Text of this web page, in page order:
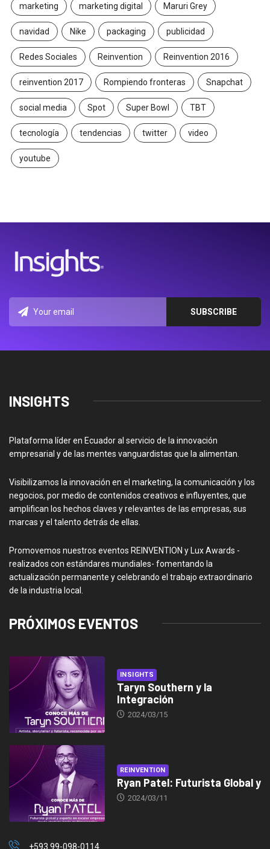
marketing marketing digital Maruri Grey
navidad Nike packaging publicidad
Redes Sociales Reinvention Reinvention 2016
reinvention 2017 Rompiendo fronteras Snapchat
social media Spot Super Bowl TBT
tecnología tendencias twitter video
youtube
INSIGHTS
Plataforma líder en Ecuador al servicio de la innovación
empresarial y de las mentes vanguardistas que la alimentan.
Visibilizamos la innovación en el marketing, la comunicación y los
negocios, por medio de contenidos creativos e influyentes, que
amplifican los hechos claves y relevantes de las empresas, sus
marcas y el talento detrás de ellas.
Promovemos nuestros eventos REINVENTION y Lux Awards -
realizados con estándares mundiales- fomentando la
actualización permanente y celebrando el trabajo extraordinario
de la industria local.
PRÓXIMOS EVENTOS
INSIGHTS
Taryn Southern y la
Integración
2024/03/15
REINVENTION
Ryan Patel: Futurista Global y
2024/03/11
+593 99-098-0114